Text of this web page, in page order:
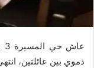
دموي بين عائلتين،